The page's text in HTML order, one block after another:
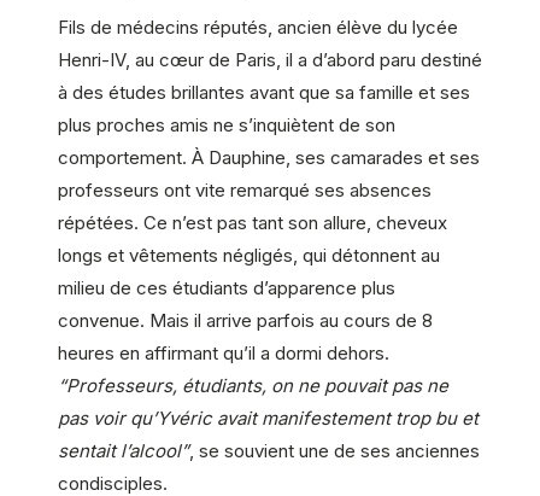
Fils de médecins réputés, ancien élève du lycée
Henri-IV, au cœur de Paris, il a d’abord paru destiné
à des études brillantes avant que sa famille et ses
plus proches amis ne s’inquiètent de son
comportement. À Dauphine, ses camarades et ses
professeurs ont vite remarqué ses absences
répétées. Ce n’est pas tant son allure, cheveux
longs et vêtements négligés, qui détonnent au
milieu de ces étudiants d’apparence plus
convenue. Mais il arrive parfois au cours de 8
heures en affirmant qu’il a dormi dehors.
“Professeurs, étudiants, on ne pouvait pas ne
pas voir qu’Yvéric avait manifestement trop bu et
sentait l’alcool”, se souvient une de ses anciennes
condisciples.